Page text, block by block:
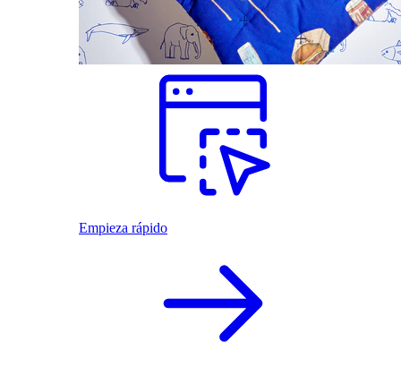
Empieza rápido